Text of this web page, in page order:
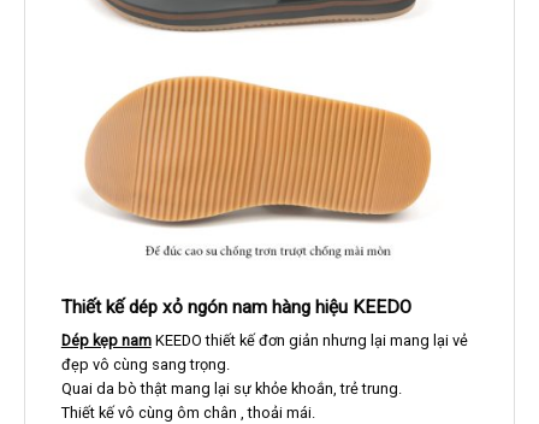
Thiết kế dép xỏ ngón nam hàng hiệu KEEDO
Dép kẹp namKEEDO thiết kế đơn giản nhưng lại mang lại vẻ
đẹp vô cùng sang trọng.
Quai da bò thật mang lại sự khỏe khoắn, trẻ trung.
Thiết kế vô cùng ôm chân , thoải mái.